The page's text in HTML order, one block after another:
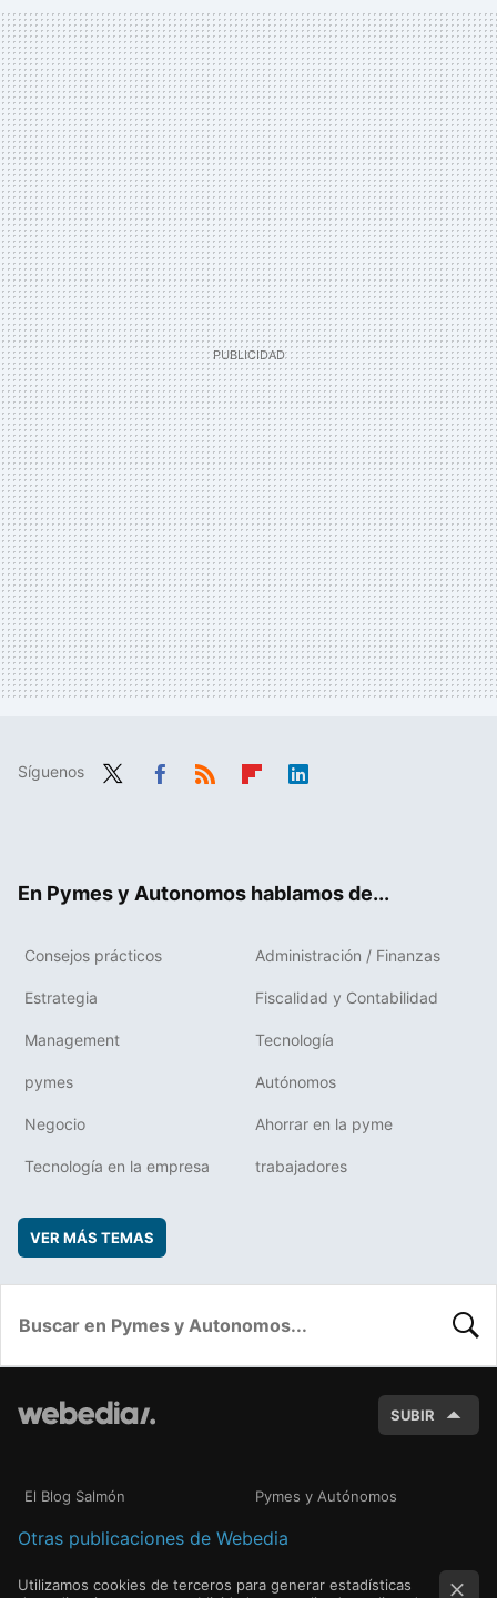
Síguenos
En Pymes y Autonomos hablamos de...
Consejos prácticos Administración / Finanzas
Estrategia Fiscalidad y Contabilidad
Management Tecnología
pymes Autónomos
Negocio Ahorrar en la pyme
Tecnología en la empresa trabajadores
VER MÁS TEMAS
SUBIR
El Blog Salmón Pymes y Autónomos
Otras publicaciones de Webedia
Utilizamos cookies de terceros para generar estadísticas